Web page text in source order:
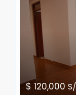
$ 120,000